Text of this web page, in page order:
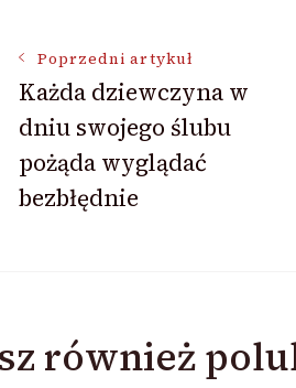
Poprzedni artykuł
Każda dziewczyna w
dniu swojego ślubu
pożąda wyglądać
bezbłędnie
również